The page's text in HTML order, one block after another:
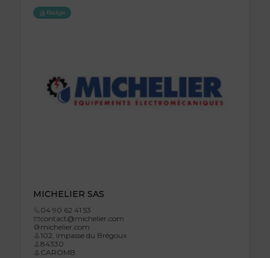
Badge
MICHELIER SAS
04 90 62 41 53
contact@michelier.com
michelier.com
102, impasse du Brégoux
84330
CAROMB